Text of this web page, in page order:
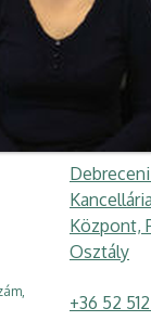
Központ,
Osztály
+36 52